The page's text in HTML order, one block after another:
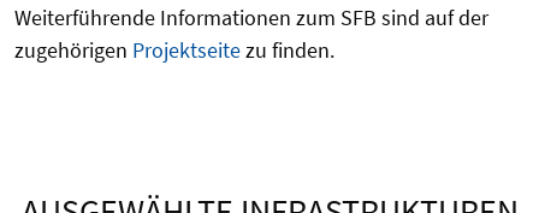
Weiterführende Informationen zum SFB sind auf der
zugehörigen Projektseitezu finden.